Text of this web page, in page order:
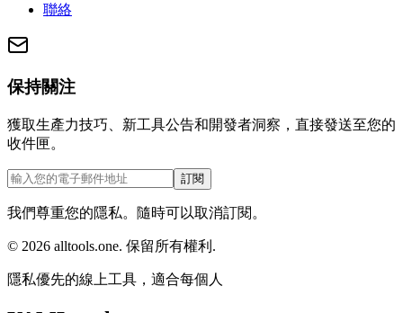
聯絡
保持關注
獲取生產力技巧、新工具公告和開發者洞察，直接發送至您的
收件匣。
訂閱
我們尊重您的隱私。隨時可以取消訂閱。
© 2026 alltools.one. 保留所有權利 .
隱私優先的線上工具，適合每個人